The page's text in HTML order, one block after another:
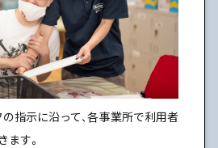
の指示に沿って、各事業所で利用者
ます。